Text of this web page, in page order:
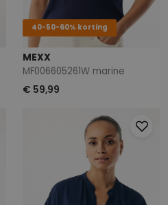
40-50-60% korting
MEXX
MF006605261W marine
€ 59,99